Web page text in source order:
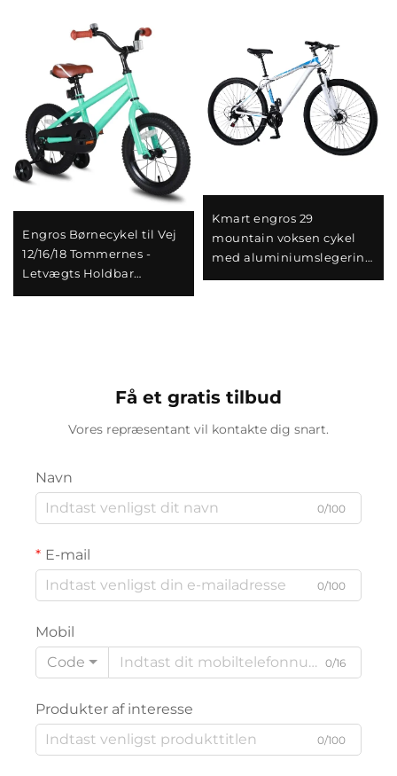
Engros Børnecykel til Vej
12/16/18 Tommernes -
Letvægts Holdbar
Kmart engros 29
mountain voksen cykel
med aluminiumslegering
Få et gratis tilbud
Vores repræsentant vil kontakte dig snart.
Navn
0/100
E-mail
0/100
Mobil
Code
0/16
Produkter af interesse
0/100